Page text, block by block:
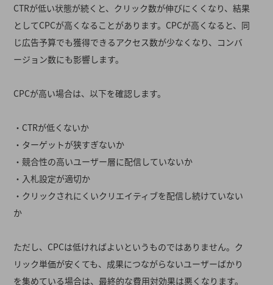
CTRが低い状態が続くと、クリック数が伸びにくくなり、結果
としてCPCが高くなることがあります。CPCが高くなると、同
じ広告予算でも獲得できるアクセス数が少なくなり、コンバ
ージョン数にも影響します。
CPCが高い場合は、以下を確認します。
・CTRが低くないか
・ターゲットが狭すぎないか
・競合性の高いユーザー層に配信していないか
・入札設定が適切か
・クリックされにくいクリエイティブを配信し続けていない
か
ただし、CPCは低ければよいというものではありません。ク
リック単価が安くても、成果につながらないユーザーばかり
を集めている場合は、最終的な費用対効果は悪くなります。